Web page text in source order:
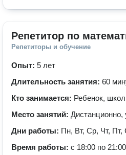
Репетитор по
Репетиторы и обучение
Опыт: 5 лет
Длительность занятия: 60
Кто занимается: Ребенок,
Место занятий: Дистанционно,
Дни работы: Пн, Вт, Ср, Чт, Пт,
Время работы: с 18:00 по 21:00